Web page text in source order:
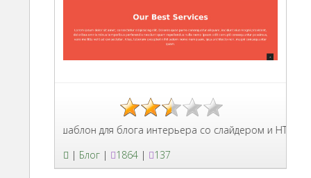
шаблон для блога интерьера со слайдером и HTML
| Блог | 1864 | 137